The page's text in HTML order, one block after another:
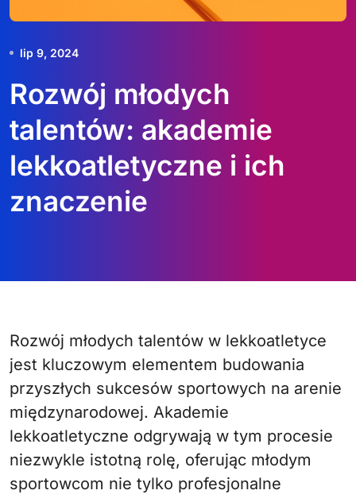
lip 9, 2024
Rozwój młodych
talentów: akademie
lekkoatletyczne i ich
znaczenie
Rozwój młodych talentów w lekkoatletyce
jest kluczowym elementem budowania
przyszłych sukcesów sportowych na arenie
międzynarodowej. Akademie
lekkoatletyczne odgrywają w tym procesie
niezwykle istotną rolę, oferując młodym
sportowcom nie tylko profesjonalne